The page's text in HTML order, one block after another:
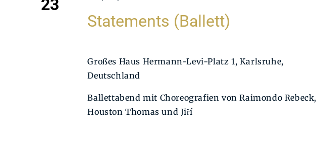
23
Statements (Ballett)
Großes Haus Hermann-Levi-Platz 1, Karlsruhe,
Deutschland
Ballettabend mit Choreografien von Raimondo Rebeck,
Houston Thomas und Jiří